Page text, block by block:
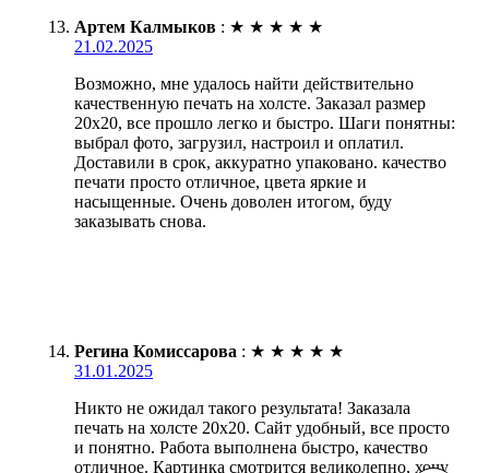
Артем Калмыков : ★ ★ ★ ★ ★
21.02.2025
Возможно, мне удалось найти действительно
качественную печать на холсте. Заказал размер
20х20, все прошло легко и быстро. Шаги понятны:
выбрал фото, загрузил, настроил и оплатил.
Доставили в срок, аккуратно упаковано. качество
печати просто отличное, цвета яркие и
насыщенные. Очень доволен итогом, буду
заказывать снова.
Регина Комиссарова : ★ ★ ★ ★ ★
31.01.2025
Никто не ожидал такого результата! Заказала
печать на холсте 20х20. Сайт удобный, все просто
и понятно. Работа выполнена быстро, качество
отличное. Картинка смотрится великолепно, хочу